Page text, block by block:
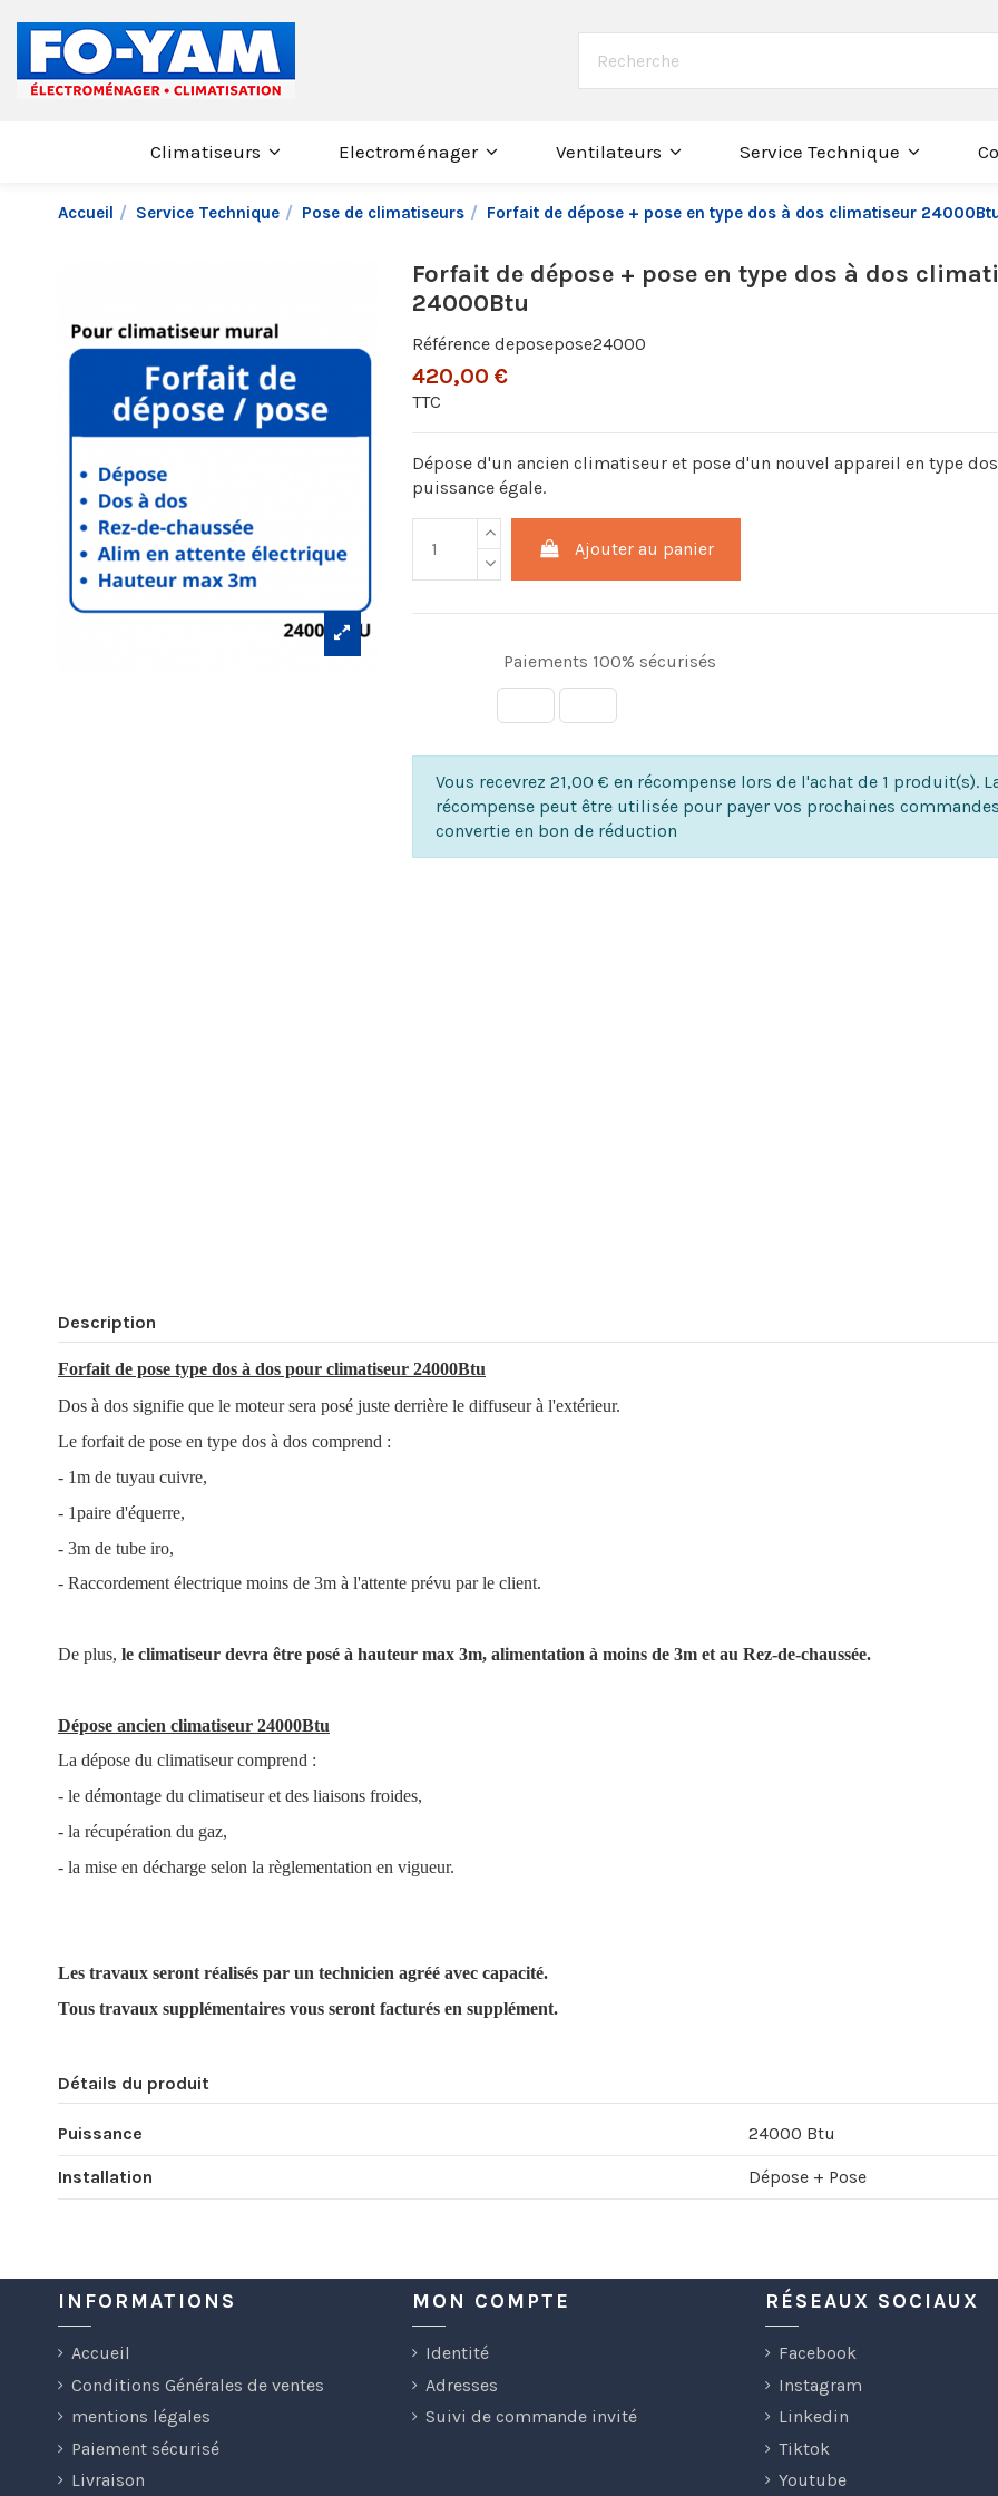
Climatiseurs Electroménager Ventilateurs Service Technique
Accueil Service Technique Pose de climatiseurs Forfait de dépose + pose en type dos à dos climatiseur
Forfait de dépose + pose en type dos à dos
24000Btu
Référence deposepose24000
420,00 €
TTC
Dépose d'un ancien climatiseur et pose d'un nouvel appareil en type
puissance égale.
Ajouter au panier
Paiements 100% sécurisés
Vous recevrez 21,00 € en récompense lors de l'achat de 1 produit(s).
récompense peut être utilisée pour payer vos prochaines
convertie en bon de réduction
Description
Forfait de pose type dos à dos pour climatiseur 24000Btu
Dos à dos signifie que le moteur sera posé juste derrière le diffuseur à l'extérieur.
Le forfait de pose en type dos à dos comprend :
- 1m de tuyau cuivre,
- 1paire d'équerre,
- 3m de tube iro,
- Raccordement électrique moins de 3m à l'attente prévu par le client.
De plus, le climatiseur devra être posé à hauteur max 3m, alimentation à moins de 3m et au Rez-de-chaussée.
Dépose ancien climatiseur 24000Btu
La dépose du climatiseur comprend :
- le démontage du climatiseur et des liaisons froides,
- la récupération du gaz,
- la mise en décharge selon la règlementation en vigueur.
Les travaux seront réalisés par un technicien agréé avec capacité.
Tous travaux supplémentaires vous seront facturés en supplément.
Détails du produit
Puissance 24000 Btu
Installation Dépose + Pose
INFORMATIONS
Accueil
Conditions Générales de ventes
mentions légales
Paiement sécurisé
Livraison
MON COMPTE
Identité
Adresses
Suivi de commande invité
RÉSEAUX SOCIAUX
Facebook
Instagram
Linkedin
Tiktok
Youtube